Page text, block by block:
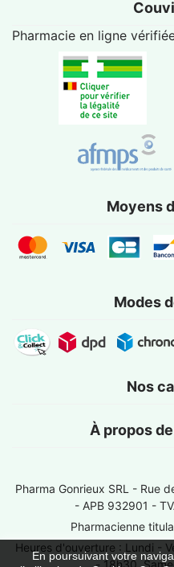
Pharmacie en ligne
Moyens
Modes
Nos
À propos
En poursuivant votre
Pharma Gonrieux SRL - Rue
- APB 932901 -
Pharmacienne
Heures d'ouverture : Lundi -
- 18h30,